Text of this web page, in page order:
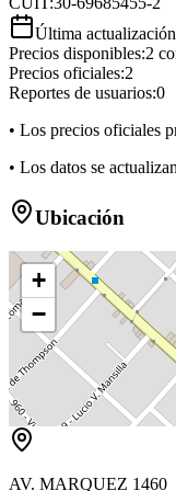
Última
Precios disponibles:2
Precios oficiales:2
Reportes de usuarios:0
• Los precios oficiales
• Los datos se
Ubicación
+
−
AV. MARQUEZ 1460